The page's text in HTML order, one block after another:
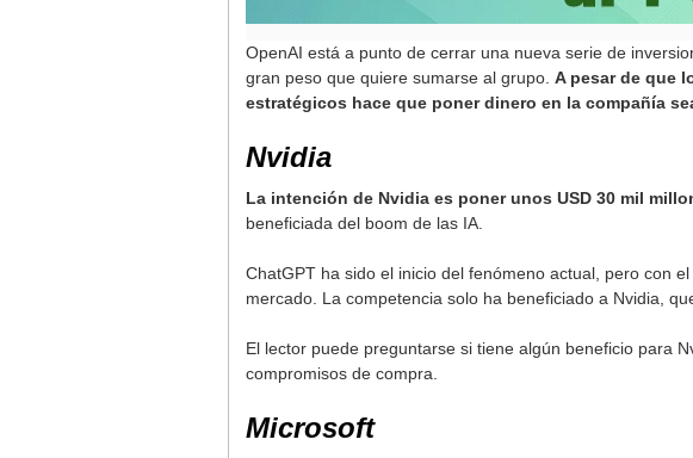
OpenAI está a punto de cerrar una nueva serie de
gran peso que quiere sumarse al grupo. A pesar de que
estratégicos hace que poner dinero en la compañía
Nvidia
La intención de Nvidia es poner unos USD 30 mil
beneficiada del boom de las IA.
ChatGPT ha sido el inicio del fenómeno actual, pero con
mercado. La competencia solo ha beneficiado a Nvidia,
El lector puede preguntarse si tiene algún beneficio para
compromisos de compra.
Microsoft